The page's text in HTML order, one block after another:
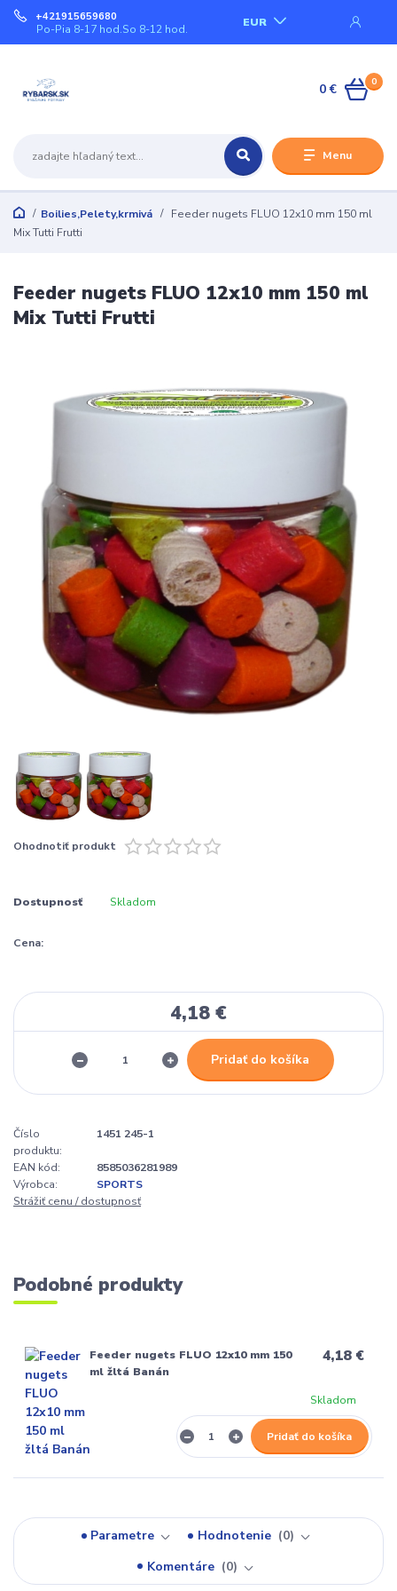
Menu
EUR
+421915659680
Po-Pia 8-17 hod.So 8-12 hod.
0
0 €
Boilies,Pelety,krmivá
Feeder nugets FLUO 12x10 mm 150 ml
Mix Tutti Frutti
Feeder nugets FLUO 12x10 mm 150 ml
Mix Tutti Frutti
Ohodnotiť produkt
Dostupnosť Skladom
Cena:
4,18 €
Pridať do košíka
Číslo
produktu:
1451 245-1
EAN kód:
8585036281989
Výrobca:
SPORTS
Strážiť cenu / dostupnosť
Podobné produkty
Feeder nugets FLUO 12x10 mm 150
ml žltá Banán
4,18 €
Skladom
Pridať do košíka
Parametre Hodnotenie
0
Komentáre
0